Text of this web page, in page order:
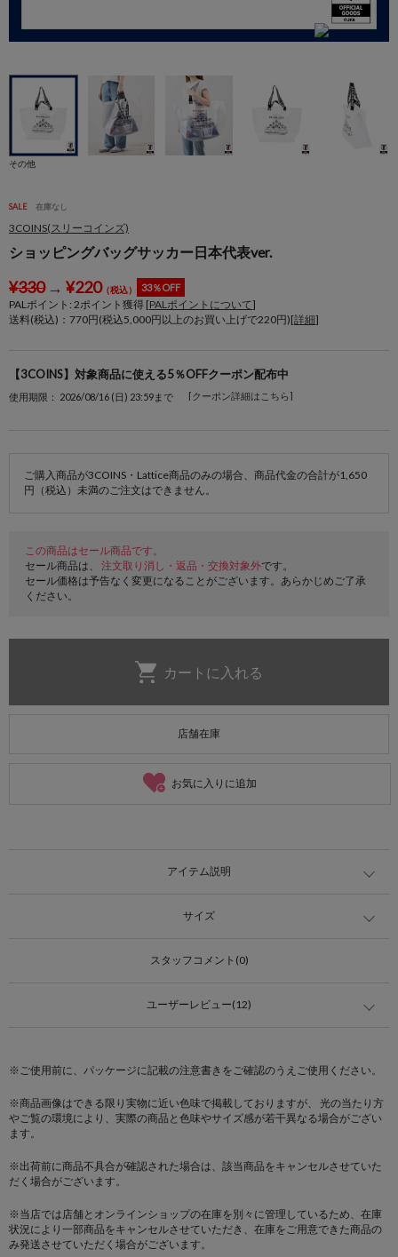
その他
SALE 在庫なし
3COINS(スリーコインズ)
ショッピングバッグサッカー日本代表ver.
¥330→ ¥220（税込） 33％OFF
PALポイント: 2ポイント獲得 [PALポイントについて]
送料(税込)：770円(税込5,000円以上のお買い上げで220円)[詳細]
【3COINS】対象商品に使える5％OFFクーポン配布中
使用期限： 2026/08/16 (日) 23:59まで [クーポン詳細はこちら]
ご購入商品が3COINS・Lattice商品のみの場合、商品代金の合計が1,650
円（税込）未満のご注文はできません。
この商品はセール商品です。
セール商品は、 注文取り消し・返品・交換対象外です。
セール価格は予告なく変更になることがございます。あらかじめご了承
ください。
店舗在庫
お気に入りに追加
アイテム説明
サイズ
スタッフコメント(0)
ユーザーレビュー(12)
※ご使用前に、パッケージに記載の注意書きをご確認のうえご使用ください。
※商品画像はできる限り実物に近い色味で掲載しておりますが、 光の当たり方
やご覧の環境により、実際の商品と色味やサイズ感が若干異なる場合がござい
ます。
※出荷前に商品不具合が確認された場合は、該当商品をキャンセルさせていた
だく場合がございます。
※当店では店舗とオンラインショップの在庫を別々に管理しているため、在庫
状況により一部商品をキャンセルさせていただき、在庫をご用意できた商品の
み発送させていただく場合がございます。